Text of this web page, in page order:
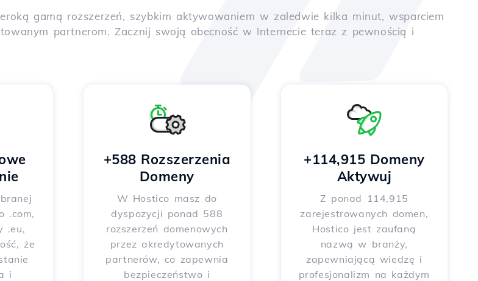
gamą rozszerzeń, szybkim aktywowaniem w zaledwie kilka minut, wsparciem
partnerom. Zacznij swoją obecność w Internecie teraz z pewnością i
.com,
.eu,
że
i
+588 Rozszerzenia
Domeny
W Hostico masz do
dyspozycji ponad 588
rozszerzeń domenowych
przez akredytowanych
partnerów, co zapewnia
bezpieczeństwo i
+114,915 Domeny
Aktywuj
Z ponad 114,915
zarejestrowanych domen,
Hostico jest zaufaną
nazwą w branży,
zapewniającą wiedzę i
profesjonalizm na każdym